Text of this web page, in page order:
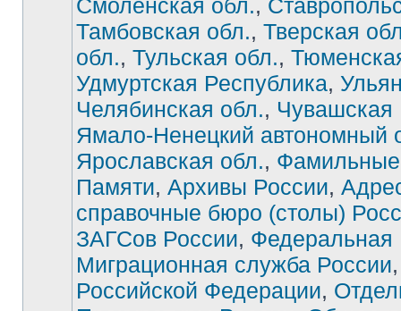
Смоленская обл.,
Тамбовская обл., Тверская
обл., Тульская обл.,
Удмуртская Республика,
Челябинская обл., Чувашская
Ямало-Ненецкий автономный
Ярославская обл., Фамильные
Памяти, Архивы России,
справочные бюро (столы)
ЗАГСов России, Федеральная
Миграционная служба России
Российской Федерации,